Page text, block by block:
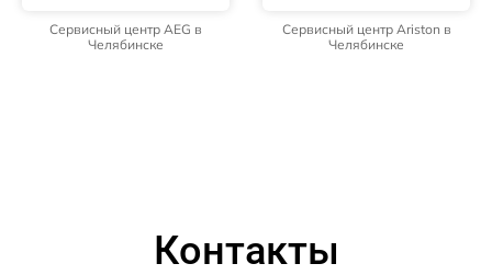
Сервисный центр AEG в
Челябинске
Сервисный центр Ariston в
Челябинске
Контакты